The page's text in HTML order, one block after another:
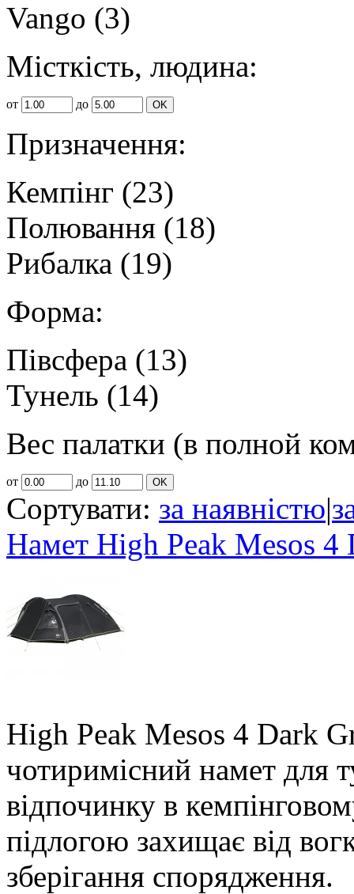
Vango (3)
Місткість, людина:
от до OK
Призначення:
Кемпінг (23)
Полювання (18)
Рибалка (19)
Форма:
Півсфера (13)
Тунель (14)
Вес палатки (в полной
от до OK
Сортувати: за наявністю|
Намет High Peak Mesos 4
High Peak Mesos 4 Dark
чотиримісний намет для
відпочинку в
підлогою захищає від
зберігання спорядження.